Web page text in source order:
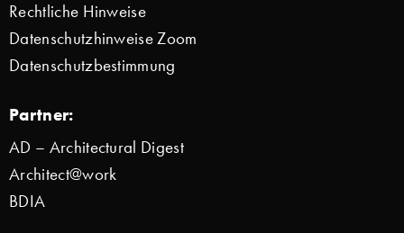
Rechtliche Hinweise
Datenschutzhinweise Zoom
Datenschutzbestimmung
Partner:
AD – Architectural Digest
Architect@work
BDIA